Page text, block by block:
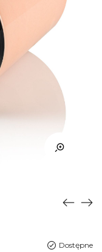
Dostępne